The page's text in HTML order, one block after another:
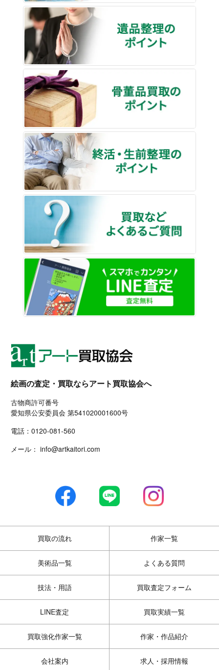
絵画の査定・買取ならアート買取協会へ
古物商許可番号
愛知県公安委員会 第541020001600号
電話：0120-081-560
メール： info@artkaitori.com
買取の流れ 作家一覧
美術品一覧 よくある質問
技法・用語 買取査定フォーム
LINE査定 買取実績一覧
買取強化作家一覧 作家・作品紹介
会社案内 求人・採用情報